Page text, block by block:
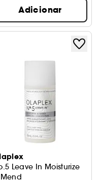
Adicionar
Leave In Moisturize